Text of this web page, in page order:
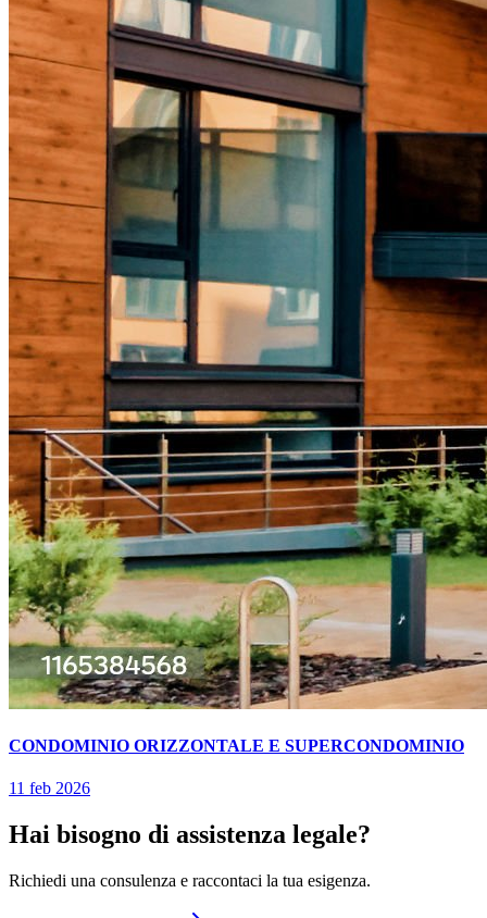
CONDOMINIO ORIZZONTALE E SUPERCONDOMINIO
11 feb 2026
Hai bisogno di assistenza legale?
Richiedi una consulenza e raccontaci la tua esigenza.